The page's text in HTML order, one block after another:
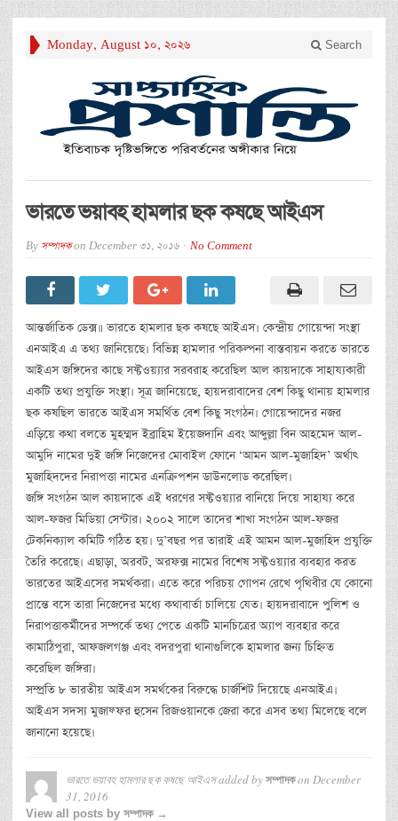
Monday, August 10, 2026 Search
ভারতে ভয়াবহ হামলার ছক কষছে আইএস
By সম্পাদকon December 31, 2016 No Comment
আন্তর্জাতিক ডেক্স॥ ভারতে হামলার ছক কষছে আইএস। কেন্দ্রীয় গোয়েন্দা সংস্থা
এনআইএ এ তথ্য জানিয়েছে। বিভিন্ন হামলার পরিকল্পনা বাস্তবায়ন করতে ভারতে
আইএস জঙ্গিদের কাছে সফ্টওয়্যার সরবরাহ করেছিল আল কায়দাকে সাহায্যকারী
একটি তথ্য প্রযুক্তি সংস্থা। সূত্র জানিয়েছে, হায়দরাবাদের বেশ কিছু থানায় হামলার
ছক কষছিল ভারতে আইএস সমর্থিত বেশ কিছু সংগঠন। গোয়েন্দাদের নজর
এড়িয়ে কথা বলতে মুহম্মদ ইব্রাহিম ইয়েজদানি এবং আব্দুল্লা বিন আহমেদ আল-
আমুদি নামের দুই জঙ্গি নিজেদের মোবাইল ফোনে ‘আমন আল-মুজাহিদ’ অর্থাৎ
মুজাহিদদের নিরাপত্তা নামের এনক্রিপশন ডাউনলোড করেছিল।
জঙ্গি সংগঠন আল কায়দাকে এই ধরণের সফ্টওয়্যার বানিয়ে দিয়ে সাহায্য করে
আল-ফজর মিডিয়া সেন্টার। ২০০২ সালে তাদের শাখা সংগঠন আল-ফজর
টেকনিক্যাল কমিটি গঠিত হয়। দু’বছর পর তারাই এই আমন আল-মুজাহিদ প্রযুক্তি
তৈরি করেছে। এছাড়া, অরবট, অরফক্স নামের বিশেষ সফ্টওয়্যার ব্যবহার করত
ভারতের আইএসের সমর্থকরা। এতে করে পরিচয় গোপন রেখে পৃথিবীর যে কোনো
প্রান্তে বসে তারা নিজেদের মধ্যে কথাবার্তা চালিয়ে যেত। হায়দরাবাদে পুলিশ ও
নিরাপত্তাকর্মীদের সম্পর্কে তথ্য পেতে একটি মানচিত্রের অ্যাপ ব্যবহার করে
কামাঠিপুরা, আফজলগঞ্জ এবং বদরপুরা থানাগুলিকে হামলার জন্য চিহ্নিত
করেছিল জঙ্গিরা।
সম্প্রতি ৮ ভারতীয় আইএস সমর্থকের বিরুদ্ধে চার্জশিট দিয়েছে এনআইএ।
আইএস সদস্য মুজাফ্ফর হুসেন রিজওয়ানকে জেরা করে এসব তথ্য মিলেছে বলে
জানানো হয়েছে।
ভারতে ভয়াবহ হামলার ছক কষছে আইএসadded by সম্পাদকon December
31, 2016
View all posts by সম্পাদক →